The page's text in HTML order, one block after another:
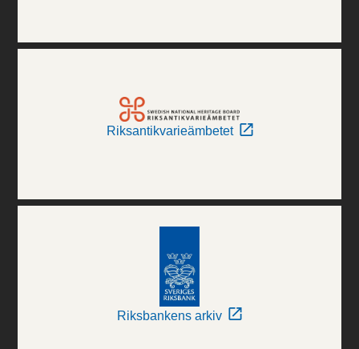
Riksantikvarieämbetet
Riksbankens arkiv